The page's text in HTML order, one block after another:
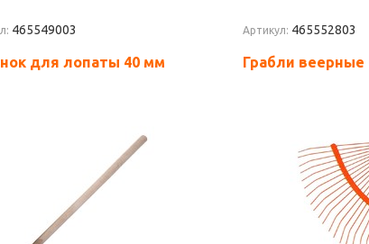
465549003
для лопаты 40 мм
Артикул: 465552803
Грабли веерные